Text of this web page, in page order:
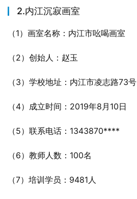
2.内江沉寂画室
（1）画室名称：内江市吆喝画室
（2）创始人：赵玉
（3）学校地址：内江市凌志路73号
（4）成立时间：2019年8月10日
（5）联系电话：1343870****
（6）教师人数：100名
（7）培训学员：9481人